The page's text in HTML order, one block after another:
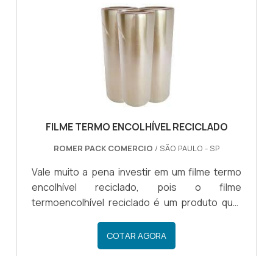
para embalar com precisão e segurança
produtos diversos, o filme shrink apresenta
características específicas, como: Retrai
quando entra em contato com te.
FILME TERMO ENCOLHÍVEL RECICLADO
ROMER PACK COMERCIO / SÃO PAULO - SP
Vale muito a pena investir em um filme termo
encolhível reciclado, pois o filme
termoencolhível reciclado é um produto que,
como objetivo fazer a embalagem de
diferentes produtos de forma eficiente.OS
COTAR AGORA